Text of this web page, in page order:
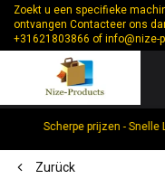
Zoekt u een specifieke
ontvangen Contacteer ons
+31621803866 ofinfo@nize-
Scherpe prijzen - Snelle
Zurück